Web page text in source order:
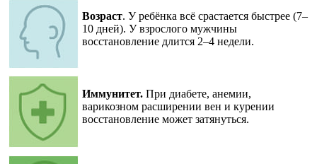
Возраст. У ребёнка всё срастается быстрее (7–
10 дней). У взрослого мужчины
восстановление длится 2–4 недели.
Иммунитет. При диабете, анемии,
варикозном расширении вен и курении
восстановление может затянуться.